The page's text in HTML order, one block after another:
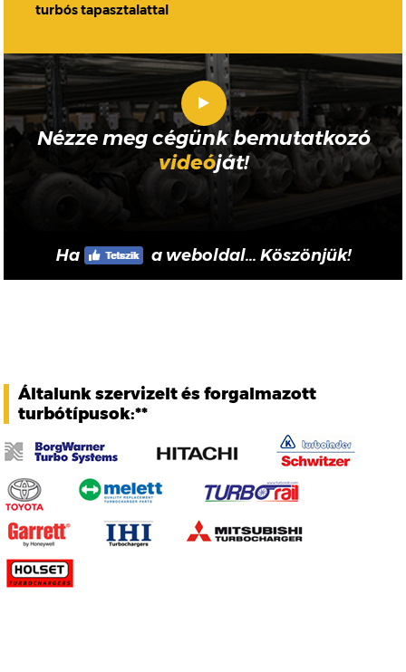
turbós tapasztalattal
Nézze meg cégünk bemutatkozó
videóját!
Ha a weboldal... Köszönjük!
Általunk szervizelt és forgalmazott
turbótípusok:**